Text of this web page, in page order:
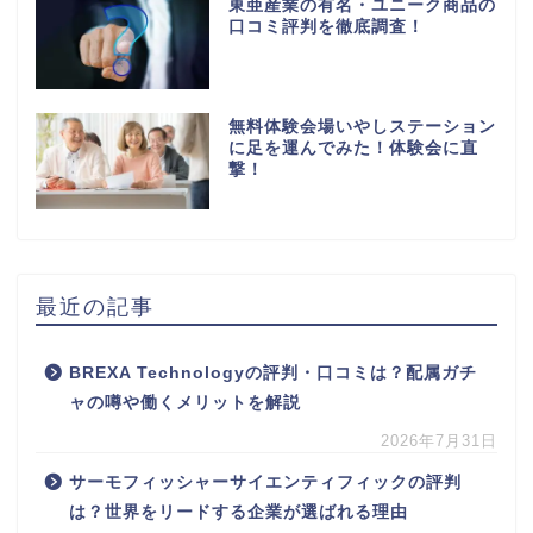
東亜産業の有名・ユニーク商品の
口コミ評判を徹底調査！
無料体験会場いやしステーション
に足を運んでみた！体験会に直
撃！
最近の記事
BREXA Technologyの評判・口コミは？配属ガチ
ャの噂や働くメリットを解説
2026年7月31日
サーモフィッシャーサイエンティフィックの評判
は？世界をリードする企業が選ばれる理由